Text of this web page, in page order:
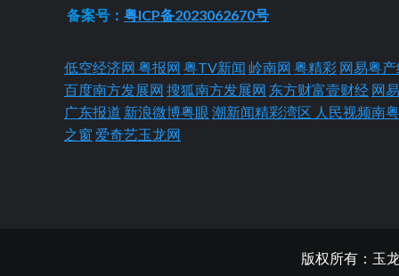
备案号：粤ICP备2023062670号
低空经济网 粤报网 粤TV新闻 岭南网 粤精彩 网易粤
百度南方发展网 搜狐南方发展网 东方财富壹财经 网易
广东报道 新浪微博粤眼 潮新闻精彩湾区 人民视频南粤
之窗 爱奇艺玉龙网
版权所有：玉